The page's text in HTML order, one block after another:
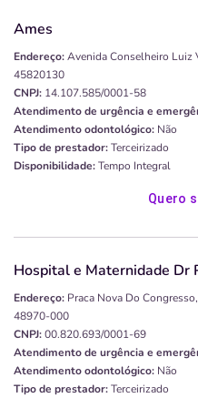
Ames
Endereço:Avenida Conselheiro Luiz
45820130
CNPJ: 14.107.585/0001-58
Atendimento de urgência e
Atendimento odontológico: Não
Tipo de prestador:Terceirizado
Disponibilidade:Tempo Integral
Quero
Hospital e Maternidade Dr
Endereço: Praca Nova Do
48970-000
CNPJ:00.820.693/0001-69
Atendimento de urgência e
Atendimento odontológico: Não
Tipo de prestador:Terceirizado